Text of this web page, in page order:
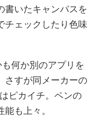
書いたキャンパスを
チェックしたり色味
何か別のアプリを
さすが同メーカーの
ピカイチ。ペンの
も上々。